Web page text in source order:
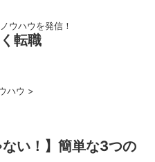
ウハウを発信！
転職
ハウ >
ない！】簡単な3つの